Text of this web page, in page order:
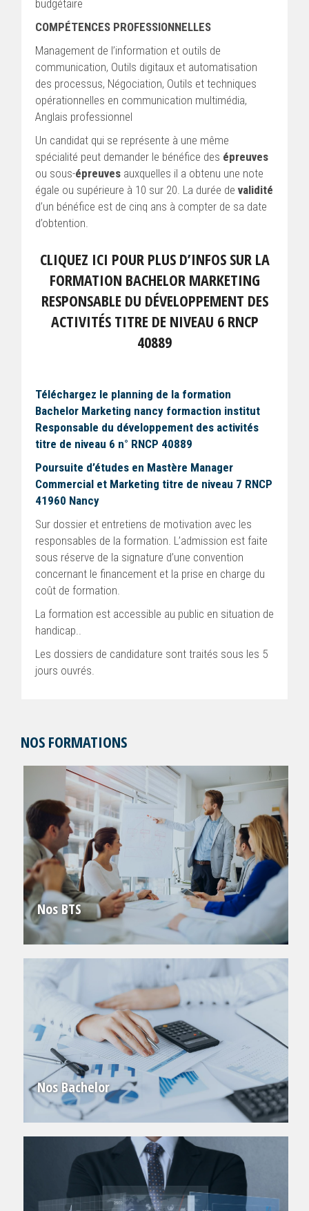
budgétaire
COMPÉTENCES PROFESSIONNELLES
Management de l’information et outils de
communication, Outils digitaux et automatisation
des processus, Négociation, Outils et techniques
opérationnelles en communication multimédia,
Anglais professionnel
Un candidat qui se représente à une même
spécialité peut demander le bénéfice des épreuves
ou sous-épreuves auxquelles il a obtenu une note
égale ou supérieure à 10 sur 20. La durée de validité
d’un bénéfice est de cinq ans à compter de sa date
d’obtention.
CLIQUEZ ICI POUR PLUS D’INFOS SUR LA
FORMATION BACHELOR MARKETING
RESPONSABLE DU DÉVELOPPEMENT DES
ACTIVITÉS TITRE DE NIVEAU 6 RNCP
40889
Téléchargez le planning de la formation
Bachelor Marketing nancy formaction institut
Responsable du développement des activités
titre de niveau 6 n° RNCP 40889
Poursuite d’études en Mastère Manager
Commercial et Marketing titre de niveau 7 RNCP
41960 Nancy
Sur dossier et entretiens de motivation avec les
responsables de la formation. L’admission est faite
sous réserve de la signature d’une convention
concernant le financement et la prise en charge du
coût de formation.
La formation est accessible au public en situation de
handicap..
Les dossiers de candidature sont traités sous les 5
jours ouvrés.
NOS FORMATIONS
Nos BTS
Nos Bachelor